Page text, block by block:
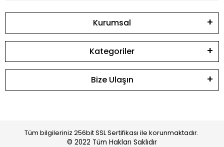
Kurumsal
Kategoriler
Bize Ulaşın
Tüm bilgileriniz 256bit SSL Sertifikası ile korunmaktadır.
© 2022 Tüm Hakları Saklıdır